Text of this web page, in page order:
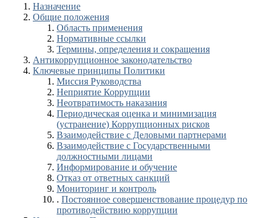
Назначение
Общие положения
Область применения
Нормативные ссылки
Термины, определения и сокращения
Антикоррупционное законодательство
Ключевые принципы Политики
Миссия Руководства
Неприятие Коррупции
Неотвратимость наказания
Периодическая оценка и минимизация
(устранение) Коррупционных рисков
Взаимодействие с Деловыми партнерами
Взаимодействие с Государственными
должностными лицами
Информирование и обучение
Отказ от ответных санкций
Мониторинг и контроль
. Постоянное совершенствование процедур по
противодействию коррупции